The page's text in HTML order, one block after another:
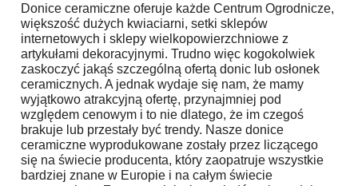
Donice ceramiczne oferuje każde Centrum Ogrodnicze,
większość dużych kwiaciarni, setki sklepów
internetowych i sklepy wielkopowierzchniowe z
artykułami dekoracyjnymi. Trudno więc kogokolwiek
zaskoczyć jakąś szczególną ofertą donic lub osłonek
ceramicznych. A jednak wydaje się nam, że mamy
wyjątkowo atrakcyjną ofertę, przynajmniej pod
względem cenowym i to nie dlatego, że im czegoś
brakuje lub przestały być trendy. Nasze donice
ceramiczne wyprodukowane zostały przez liczącego
się na świecie producenta, który zaopatruje wszystkie
bardziej znane w Europie i na całym świecie